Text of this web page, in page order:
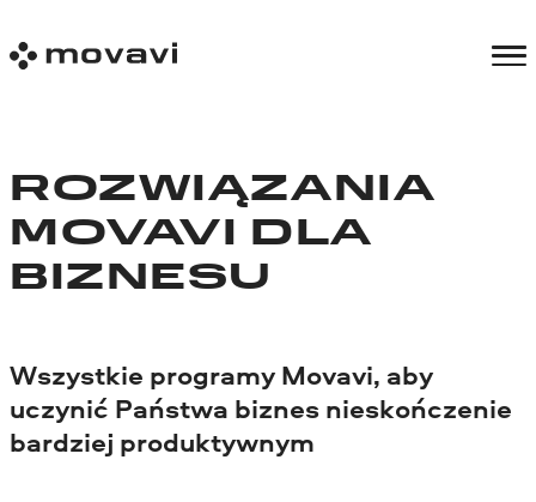
ROZWIĄZANIA
MOVAVI DLA
BIZNESU
Wszystkie programy Movavi, aby
uczynić Państwa biznes nieskończenie
bardziej produktywnym